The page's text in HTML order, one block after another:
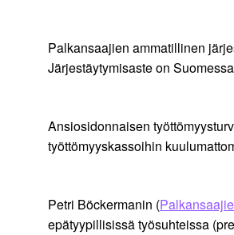
Palkansaajien ammatillinen
Järjestäytymisaste on
Ansiosidonnaisen
työttömyyskassoihin
Petri Böckermanin (
epätyypillisissä työsuhteissa